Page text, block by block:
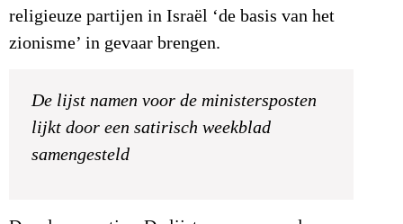
religieuze partijen in Israël ‘de basis van het
zionisme’ in gevaar brengen.
De lijst namen voor de ministersposten
lijkt door een satirisch weekblad
samengesteld